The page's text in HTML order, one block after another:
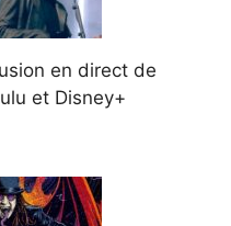
en direct de
et Disney+